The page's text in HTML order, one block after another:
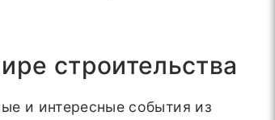
строительства
и интересные события из